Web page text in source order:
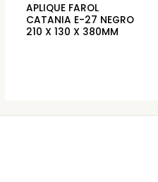
APLIQUE FAROL
CATANIA E-27 NEGRO
210 X 130 X 380MM